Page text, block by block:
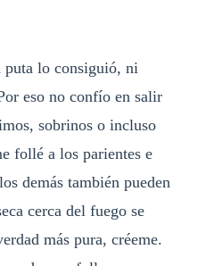
lo consiguió, ni
eso no confío en salir
sobrinos o incluso
follé a los parientes e
demás también pueden
cerca del fuego se
más pura, créeme.